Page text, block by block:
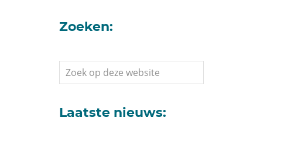
Zoeken:
Zoek
op
website
Laatste nieuws: